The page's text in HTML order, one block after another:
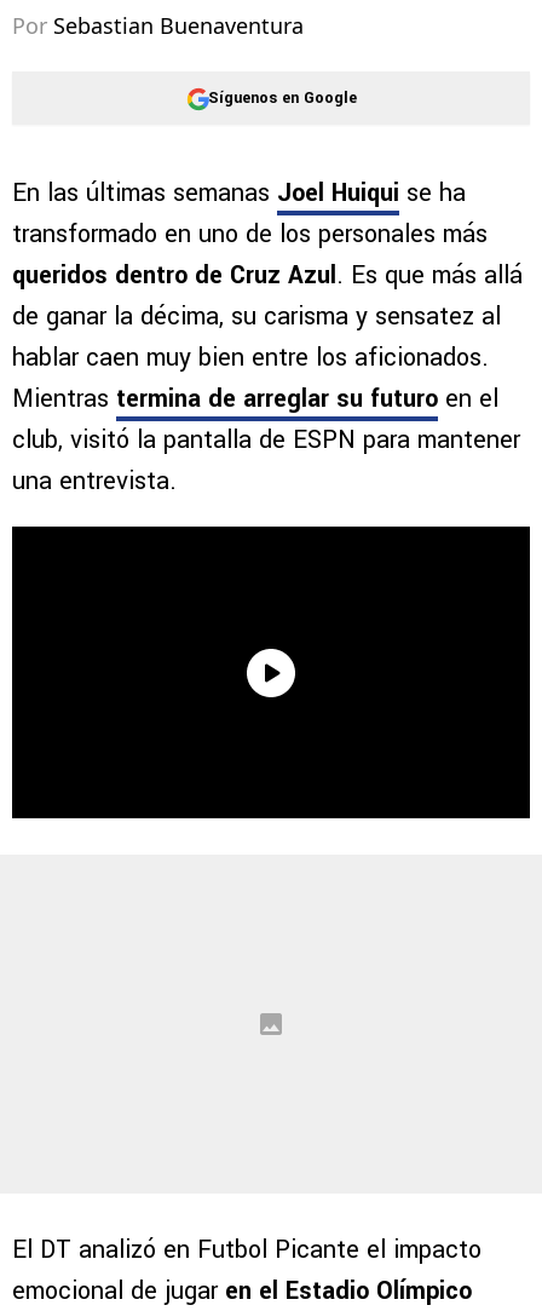
Por Sebastian Buenaventura
Síguenos en Google
En las últimas semanas Joel Huiqui se ha
transformado en uno de los personales más
queridos dentro de Cruz Azul. Es que más allá
de ganar la décima, su carisma y sensatez al
hablar caen muy bien entre los aficionados.
Mientras termina de arreglar su futuro en el
club, visitó la pantalla de ESPN para mantener
una entrevista.
El DT analizó en Futbol Picante el impacto
emocional de jugar en el Estadio Olímpico